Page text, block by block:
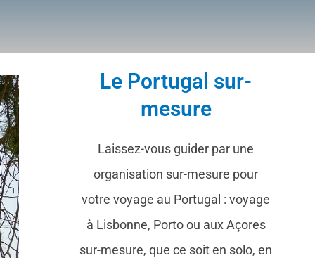
Le Portugal sur-
mesure
Laissez-vous guider par une
organisation sur-mesure pour
votre voyage au Portugal : voyage
à Lisbonne, Porto ou aux Açores
sur-mesure, que ce soit en solo, en